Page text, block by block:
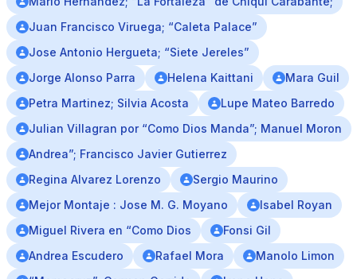
Juan Francisco Viruega; “Caleta Palace”
Jose Antonio Hergueta; “Siete Jereles”
Jorge Alonso Parra
Helena Kaittani
Mara Guil
Petra Martinez; Silvia Acosta
Lupe Mateo Barredo
Julian Villagran por “Como Dios Manda”; Manuel Moron
Andrea”; Francisco Javier Gutierrez
Regina Alvarez Lorenzo
Sergio Maurino
Mejor Montaje : Jose M. G. Moyano
Isabel Royan
Miguel Rivera en “Como Dios
Fonsi Gil
Andrea Escudero
Rafael Mora
Manolo Limon